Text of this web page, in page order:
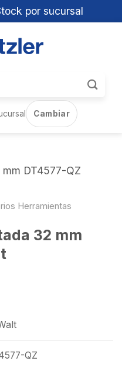
por sucursal
Cambiar
Herramientas
32 mm
QZ